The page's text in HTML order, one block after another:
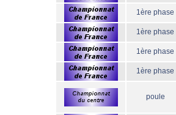
1ère phase
1ère phase
1ère phase
1ère phase
poule